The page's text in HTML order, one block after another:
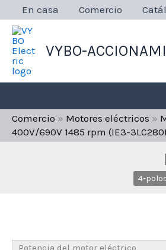
contenido
En casa Comercio
VYBO-
Comercio » Motores eléctricos »
400V/690V 1485 rpm (IE3-
4-